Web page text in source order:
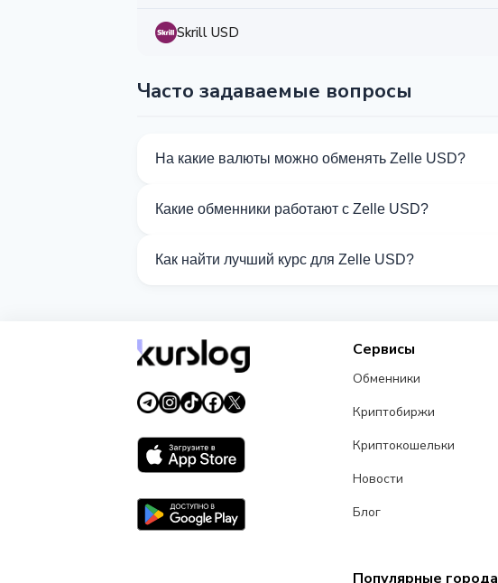
Skrill USD
Часто задаваемые вопросы
На какие валюты можно обменять Zelle USD?
Какие обменники работают с Zelle USD?
Как найти лучший курс для Zelle USD?
Сервисы
Обменники
Криптобиржи
Криптокошельки
Новости
Блог
Популярные города